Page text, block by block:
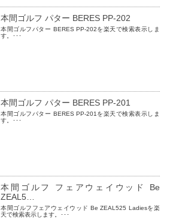
本間ゴルフ パター BERES PP-202
本間ゴルフパター BERES PP-202を楽天で検索表示しま
す。･･･
本間ゴルフ パター BERES PP-201
本間ゴルフパター BERES PP-201を楽天で検索表示しま
す。･･･
本間ゴルフ フェアウェイウッド Be
ZEAL5…
本間ゴルフフェアウェイウッド Be ZEAL525 Ladiesを楽
天で検索表示します。･･･